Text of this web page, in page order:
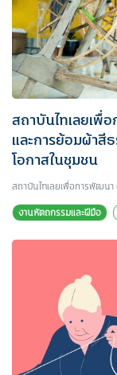
สถาบันไทเลยเพื่
และการย้อมผ้าสี
โอกาสในชุมชน
สถาบันไทเลยเพื่อการพัฒนา
งานหัตถกรรมและฝีมือ